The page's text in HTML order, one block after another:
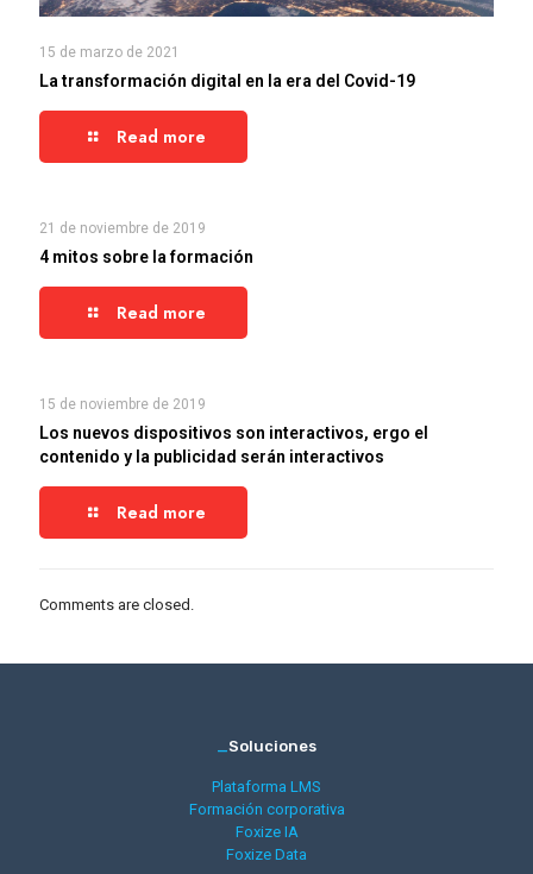
15 de marzo de 2021
La transformación digital en la era del Covid-19
Read more
21 de noviembre de 2019
4 mitos sobre la formación
Read more
15 de noviembre de 2019
Los nuevos dispositivos son interactivos, ergo el
contenido y la publicidad serán interactivos
Read more
Comments are closed.
Soluciones
Plataforma LMS
Formación corporativa
Foxize IA
Foxize Data